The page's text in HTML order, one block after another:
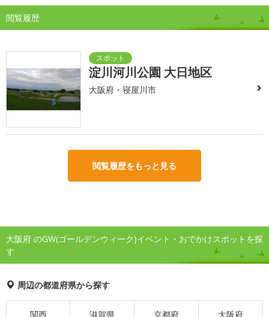
閲覧履歴
淀川河川公園 大日地区
大阪府・寝屋川市
閲覧履歴をもっと見る
大阪府 のGW(ゴールデンウィーク)イベント・おでかけスポットを探
す
周辺の都道府県から探す
関西 滋賀県 京都府 大阪府